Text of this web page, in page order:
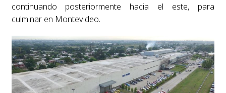
continuando posteriormente hacia el este, para
culminar en Montevideo.